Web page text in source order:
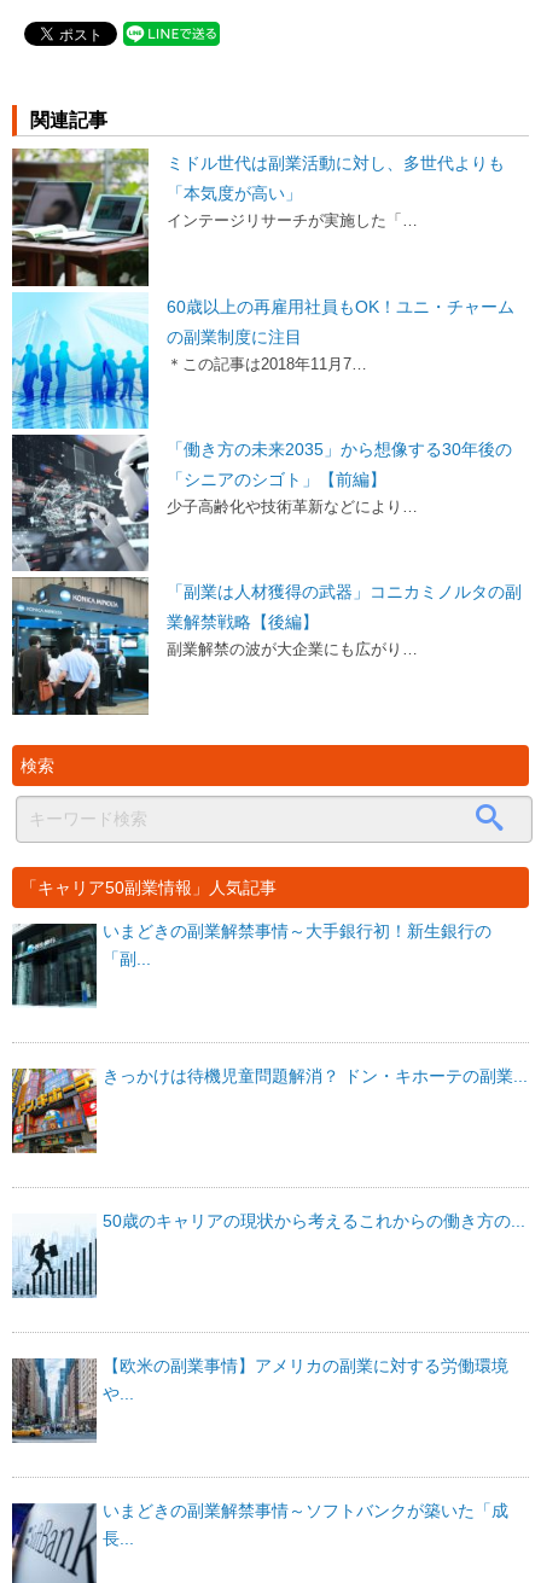
関連記事
ミドル世代は副業活動に対し、多世代よりも
「本気度が高い」
インテージリサーチが実施した「…
60歳以上の再雇用社員もOK！ユニ・チャーム
の副業制度に注目
＊この記事は2018年11月7…
「働き方の未来2035」から想像する30年後の
「シニアのシゴト」【前編】
少子高齢化や技術革新などにより…
「副業は人材獲得の武器」コニカミノルタの副
業解禁戦略【後編】
副業解禁の波が大企業にも広がり…
検索
「キャリア50副業情報」人気記事
いまどきの副業解禁事情～大手銀行初！新生銀行の
「副...
きっかけは待機児童問題解消？ ドン・キホーテの副業...
50歳のキャリアの現状から考えるこれからの働き方の...
【欧米の副業事情】アメリカの副業に対する労働環境
や...
いまどきの副業解禁事情～ソフトバンクが築いた「成
長...